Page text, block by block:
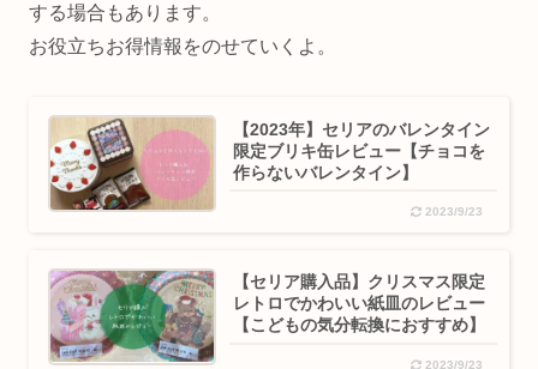
する場合もあります。
お役立ちお得情報をのせていくよ。
【2023年】セリアのバレンタイン
限定ブリキ缶レビュー【チョコを
作らないバレンタイン】
2023/9/23
【セリア購入品】クリスマス限定
レトロでかわいい紙皿のレビュー
【こどもの気分転換におすすめ】
2023/9/23